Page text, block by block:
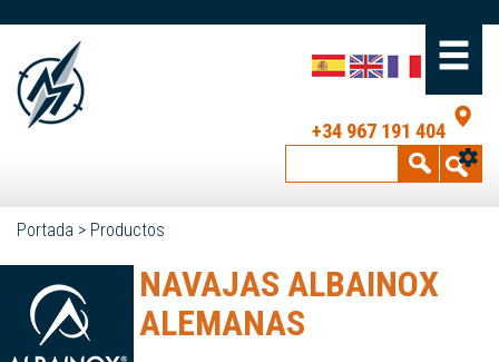
+34 967 191 404
Portada > Productos
NAVAJAS ALBAINOX
ALEMANAS